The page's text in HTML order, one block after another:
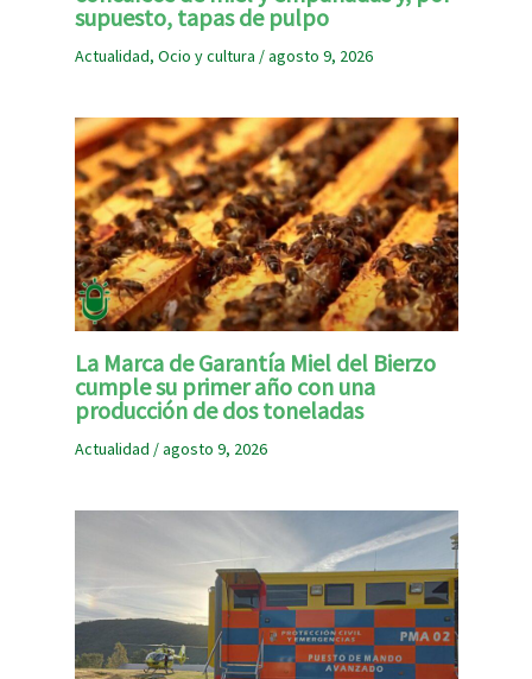
supuesto, tapas de pulpo
Actualidad, Ocio y cultura /agosto 9, 2026
La Marca de Garantía Miel del Bierzo
cumple su primer año con una
producción de dos toneladas
Actualidad /agosto 9, 2026